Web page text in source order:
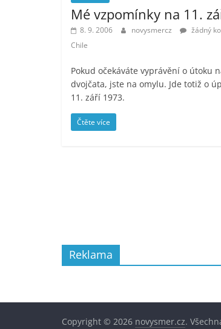
Mé vzpomínky na 11.
8. 9. 2006 novysmercz žádný
Chile
Pokud očekáváte vyprávění o útoku
dvojčata, jste na omylu. Jde totiž o
11. září 1973.
Čtěte více
Reklama
Copyright © 2026 novysmer.cz.